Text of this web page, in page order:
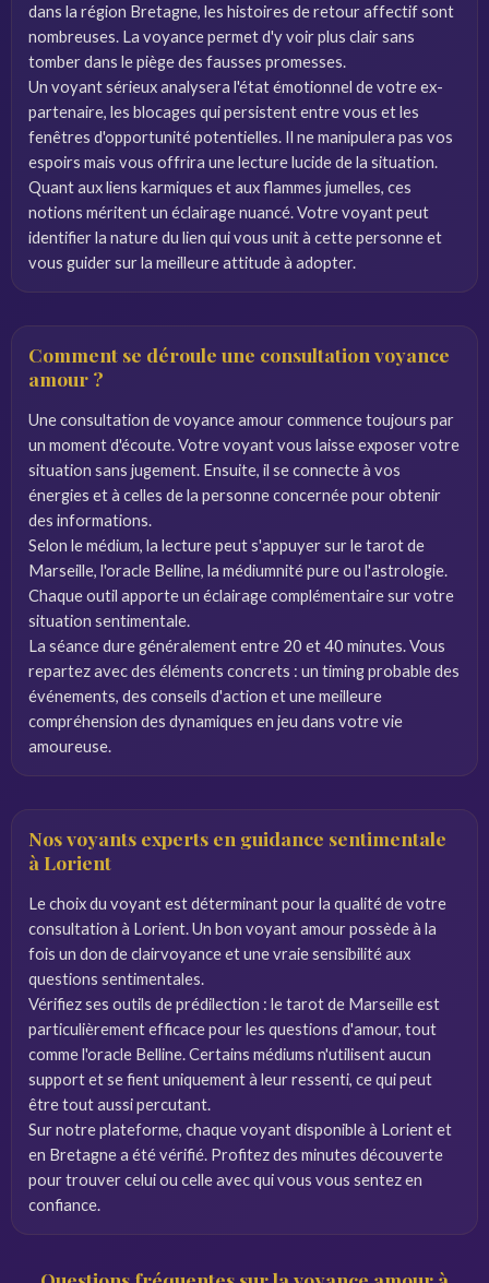
dans la région Bretagne, les histoires de retour affectif sont
nombreuses. La voyance permet d'y voir plus clair sans
tomber dans le piège des fausses promesses.
Un voyant sérieux analysera l'état émotionnel de votre ex-
partenaire, les blocages qui persistent entre vous et les
fenêtres d'opportunité potentielles. Il ne manipulera pas vos
espoirs mais vous offrira une lecture lucide de la situation.
Quant aux liens karmiques et aux flammes jumelles, ces
notions méritent un éclairage nuancé. Votre voyant peut
identifier la nature du lien qui vous unit à cette personne et
vous guider sur la meilleure attitude à adopter.
Comment se déroule une consultation voyance
amour ?
Une consultation de voyance amour commence toujours par
un moment d'écoute. Votre voyant vous laisse exposer votre
situation sans jugement. Ensuite, il se connecte à vos
énergies et à celles de la personne concernée pour obtenir
des informations.
Selon le médium, la lecture peut s'appuyer sur le tarot de
Marseille, l'oracle Belline, la médiumnité pure ou l'astrologie.
Chaque outil apporte un éclairage complémentaire sur votre
situation sentimentale.
La séance dure généralement entre 20 et 40 minutes. Vous
repartez avec des éléments concrets : un timing probable des
événements, des conseils d'action et une meilleure
compréhension des dynamiques en jeu dans votre vie
amoureuse.
Nos voyants experts en guidance sentimentale
à Lorient
Le choix du voyant est déterminant pour la qualité de votre
consultation à Lorient. Un bon voyant amour possède à la
fois un don de clairvoyance et une vraie sensibilité aux
questions sentimentales.
Vérifiez ses outils de prédilection : le tarot de Marseille est
particulièrement efficace pour les questions d'amour, tout
comme l'oracle Belline. Certains médiums n'utilisent aucun
support et se fient uniquement à leur ressenti, ce qui peut
être tout aussi percutant.
Sur notre plateforme, chaque voyant disponible à Lorient et
en Bretagne a été vérifié. Profitez des minutes découverte
pour trouver celui ou celle avec qui vous vous sentez en
confiance.